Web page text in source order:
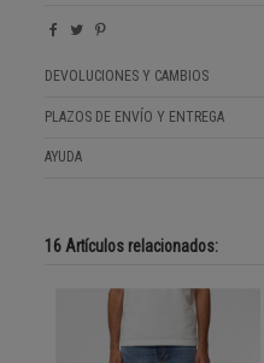
DEVOLUCIONES Y CAMBIOS
PLAZOS DE ENVÍO Y ENTREGA
AYUDA
16 Artículos relacionados: